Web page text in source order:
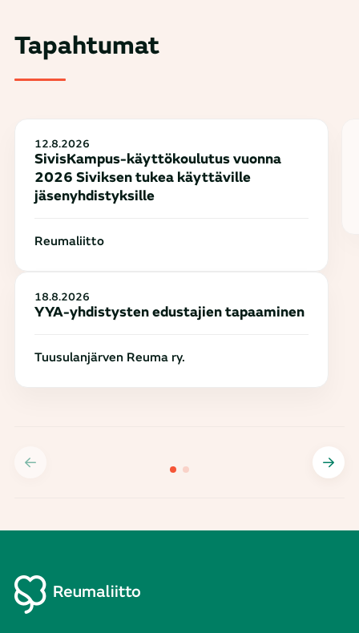
Tapahtumat
12.8.2026
SivisKampus-käyttökoulutus vuonna
2026 Siviksen tukea käyttäville
jäsenyhdistyksille
Reumaliitto
18.8.2026
YYA-yhdistysten edustajien tapaaminen
Tuusulanjärven Reuma ry.